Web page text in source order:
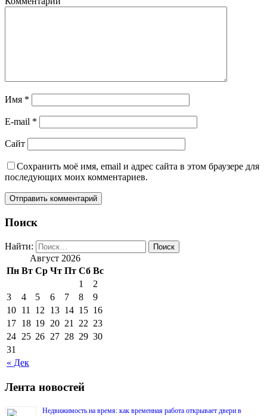
Имя *
E-mail *
Сайт
Сохранить моё имя, email и адрес сайта в этом браузере для
последующих моих комментариев.
Поиск
Найти:
Август 2026
Пн Вт Ср Чт Пт Сб Вс
« Дек
1
2
3
4 5 6 7 8
9
10 11 12 13 14 15 16
17 18 19 20 21 22 23
24 25 26 27 28 29 30
31
Лента новостей
Недвижимость на время: как временная работа открывает двери в